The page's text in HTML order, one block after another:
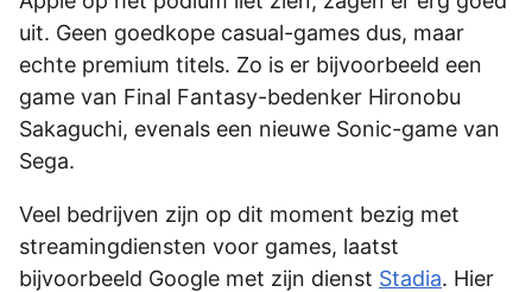
uit. Geen goedkope casual-games dus, maar
echte premium titels. Zo is er bijvoorbeeld een
game van Final Fantasy-bedenker Hironobu
Sakaguchi, evenals een nieuwe Sonic-game van
Sega.
Veel bedrijven zijn op dit moment bezig met
streamingdiensten voor games, laatst
bijvoorbeeld Google met zijn dienst Stadia. Hier